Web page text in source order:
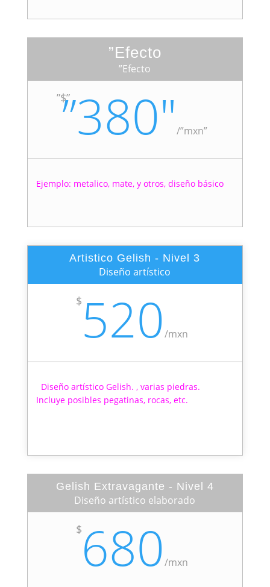
”Efecto
”Efecto
”$””380″/”mxn”
Ejemplo: metalico, mate, y otros, diseño básico
Artistico Gelish - Nivel 3
Diseño artístico
$ 520/mxn
Diseño artístico Gelish. , varias piedras.
Incluye posibles pegatinas, rocas, etc.
Gelish Extravagante - Nivel 4
Diseño artístico elaborado
$ 680/mxn